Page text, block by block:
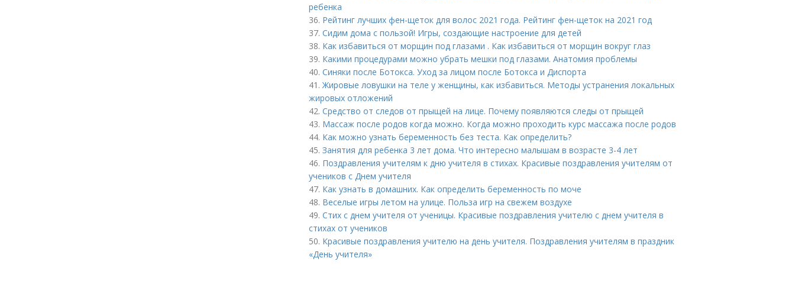
ребенка
36. Рейтинг лучших фен-щеток для волос 2021 года. Рейтинг фен-щеток на 2021 год
37. Сидим дома с пользой! Игры, создающие настроение для детей
38. Как избавиться от морщин под глазами . Как избавиться от морщин вокруг глаз
39. Какими процедурами можно убрать мешки под глазами. Анатомия проблемы
40. Синяки после Ботокса. Уход за лицом после Ботокса и Диспорта
41.Жировые ловушки на теле у женщины, как избавиться. Методы устранения локальных
жировых отложений
42. Средство от следов от прыщей на лице. Почему появляются следы от прыщей
43. Массаж после родов когда можно. Когда можно проходить курс массажа после родов
44. Как можно узнать беременность без теста. Как определить?
45. Занятия для ребенка 3 лет дома. Что интересно малышам в возрасте 3-4 лет
46. Поздравления учителям к дню учителя в стихах. Красивые поздравления учителям от
учеников с Днем учителя
47. Как узнать в домашних. Как определить беременность по моче
48. Веселые игры летом на улице. Польза игр на свежем воздухе
49. Стих с днем учителя от ученицы. Красивые поздравления учителю с днем учителя в
стихах от учеников
50. Красивые поздравления учителю на день учителя. Поздравления учителям в праздник
«День учителя»